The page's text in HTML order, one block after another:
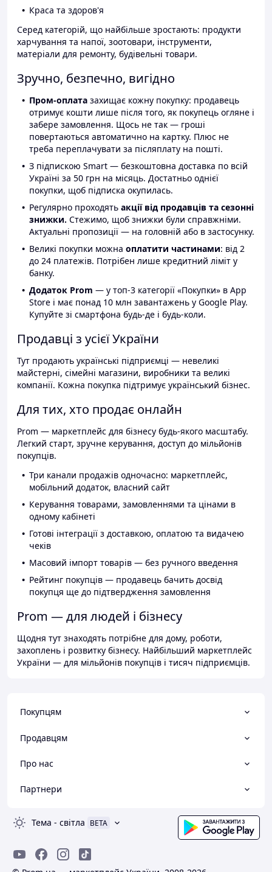
Краса та здоров'я
Серед категорій, що найбільше зростають: продукти
харчування та напої, зоотовари, інструменти,
матеріали для ремонту, будівельні товари.
Зручно, безпечно, вигідно
Пром-оплата захищає кожну покупку: продавець
отримує кошти лише після того, як покупець огляне і
забере замовлення. Щось не так — гроші
повертаються автоматично на картку. Плюс не
треба переплачувати за післяплату на пошті.
З підпискою Smart — безкоштовна доставка по всій
Україні за 50 грн на місяць. Достатньо однієї
покупки, щоб підписка окупилась.
Регулярно проходять акції від продавців та сезонні
знижки. Стежимо, щоб знижки були справжніми.
Актуальні пропозиції — на головній або в застосунку.
Великі покупки можна оплатити частинами: від 2
до 24 платежів. Потрібен лише кредитний ліміт у
банку.
Додаток Prom — у топ-3 категорії «Покупки» в App
Store і має понад 10 млн завантажень у Google Play.
Купуйте зі смартфона будь-де і будь-коли.
Продавці з усієї України
Тут продають українські підприємці — невеликі
майстерні, сімейні магазини, виробники та великі
компанії. Кожна покупка підтримує український бізнес.
Для тих, хто продає онлайн
Prom — маркетплейс для бізнесу будь-якого масштабу.
Легкий старт, зручне керування, доступ до мільйонів
покупців.
Три канали продажів одночасно: маркетплейс,
мобільний додаток, власний сайт
Керування товарами, замовленнями та цінами в
одному кабінеті
Готові інтеграції з доставкою, оплатою та видачею
чеків
Масовий імпорт товарів — без ручного введення
Рейтинг покупців — продавець бачить досвід
покупця ще до підтвердження замовлення
Prom — для людей і бізнесу
Щодня тут знаходять потрібне для дому, роботи,
захоплень і розвитку бізнесу. Найбільший маркетплейс
України — для мільйонів покупців і тисяч підприємців.
Покупцям
Продавцям
Про нас
Партнери
Тема - світла BETA